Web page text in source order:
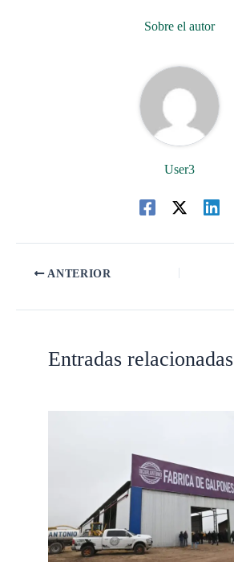
Sobre el autor
User3
ANTERIOR
Entradas relacionadas